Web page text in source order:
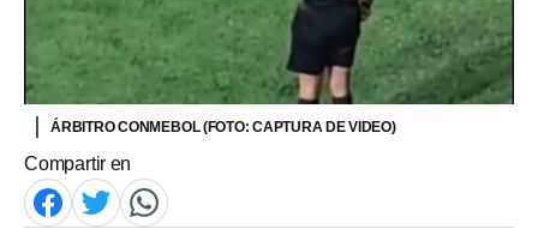
ÁRBITRO CONMEBOL (FOTO: CAPTURA DE VIDEO)
Compartir en